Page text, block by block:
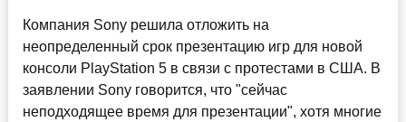
Компания Sony решила отложить на
неопределенный срок презентацию игр для новой
консоли PlayStation 5 в связи с протестами в США. В
заявлении Sony говорится, что "сейчас
неподходящее время для презентации", хотя многие